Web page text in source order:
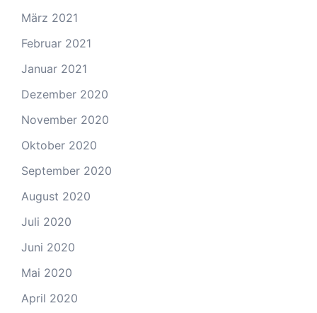
März 2021
Februar 2021
Januar 2021
Dezember 2020
November 2020
Oktober 2020
September 2020
August 2020
Juli 2020
Juni 2020
Mai 2020
April 2020